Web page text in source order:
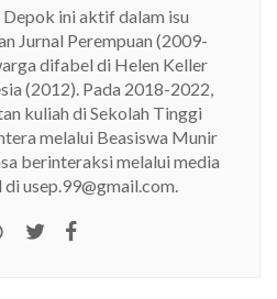
ini aktif dalam isu
Jurnal Perempuan (2009-
difabel di Helen Keller
(2012). Pada 2018-2022,
kuliah di Sekolah Tinggi
melalui Beasiswa Munir
berinteraksi melalui media
usep.99@gmail.com.
Website
Twitter